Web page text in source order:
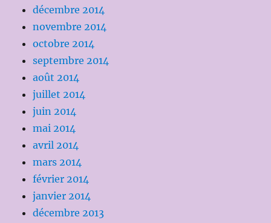
décembre 2014
novembre 2014
octobre 2014
septembre 2014
août 2014
juillet 2014
juin 2014
mai 2014
avril 2014
mars 2014
février 2014
janvier 2014
décembre 2013